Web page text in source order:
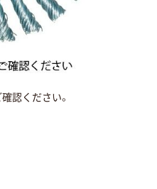
認ください。